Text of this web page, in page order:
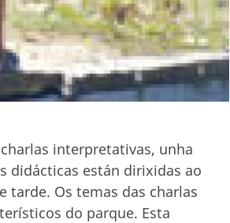
interpretativas, unha
didácticas están dirixidas ao
tarde. Os temas das charlas
do parque. Esta